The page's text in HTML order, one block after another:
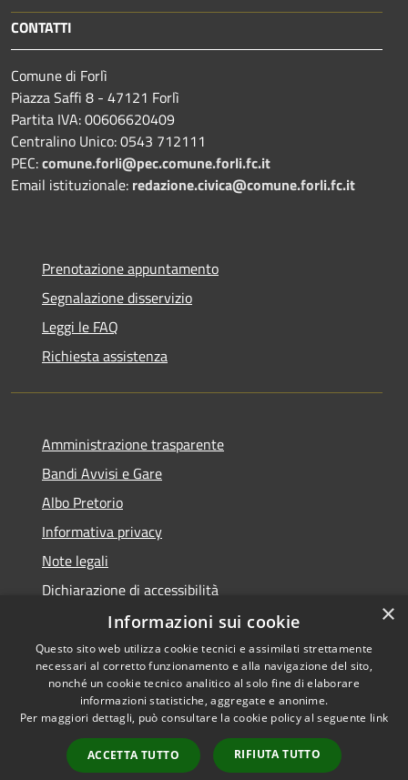
CONTATTI
Comune di Forlì
Piazza Saffi 8 - 47121 Forlì
Partita IVA: 00606620409
Centralino Unico: 0543 712111
PEC:comune.forli@pec.comune.forli.fc.it
Email istituzionale: redazione.civica@comune.forli.fc.it
Prenotazione appuntamento
Segnalazione disservizio
Leggi le FAQ
Richiesta assistenza
Amministrazione trasparente
Bandi Avvisi e Gare
Albo Pretorio
Informativa privacy
Note legali
Dichiarazione di accessibilità
Accessibilità
Privacy
Mappa del sito
Copyright © 2026 • Comune di
Forlì • Powered by
Municipium•Accesso
redazione
×
Informazioni sui cookie
Questo sito web utilizza cookie tecnici e assimilati strettamente
necessari al corretto funzionamento e alla navigazione del sito,
nonché un cookie tecnico analitico al solo fine di elaborare
informazioni statistiche, aggregate e anonime.
Per maggiori dettagli, può consultare la cookie policy al seguente link
ACCETTA TUTTO RIFIUTA TUTTO